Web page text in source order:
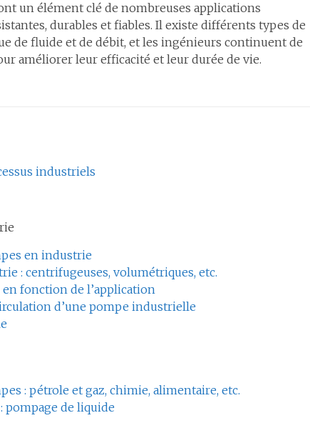
un élément clé de nombreuses applications
durables et fiables. Il existe différents types de
de fluide et de débit, et les ingénieurs continuent de
améliorer leur efficacité et leur durée de vie.
industriels
en industrie
: centrifugeuses, volumétriques, etc.
fonction de l’application
d’une pompe industrielle
: pétrole et gaz, chimie, alimentaire, etc.
pompage de liquide